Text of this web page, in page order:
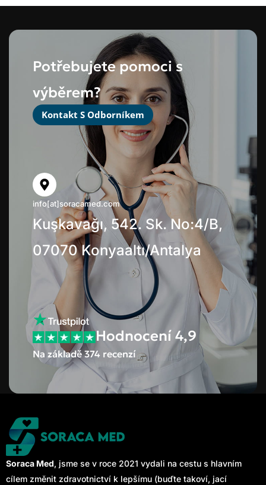
Potřebujete pomoci s
výběrem?
Kontakt S Odborníkem
info[at]soracamed.com
Kuşkavağı, 542. Sk. No:4/B,
07070 Konyaaltı/Antalya
Hodnocení 4,9
Na základě 374 recenzí
Soraca Med, jsme se v roce 2021 vydali na cestu s hlavním
cílem změnit zdravotnictví k lepšímu (buďte takoví, jací